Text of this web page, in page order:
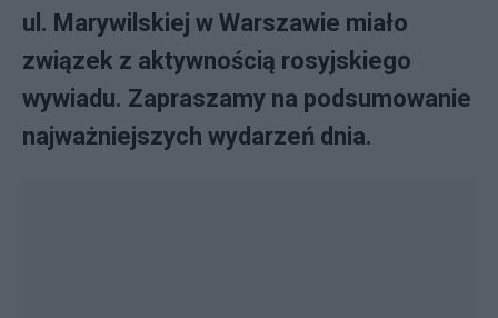
ul. Marywilskiej w Warszawie miało
związek z aktywnością rosyjskiego
wywiadu. Zapraszamy na podsumowanie
najważniejszych wydarzeń dnia.